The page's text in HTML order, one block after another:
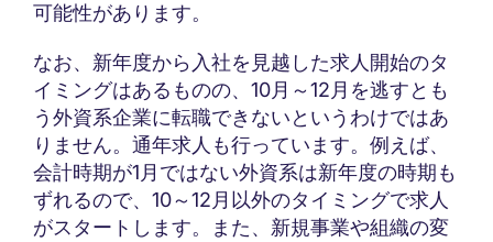
可能性があります。
なお、新年度から入社を見越した求人開始のタ
イミングはあるものの、10月～12月を逃すとも
う外資系企業に転職できないというわけではあ
りません。通年求人も行っています。例えば、
会計時期が1月ではない外資系は新年度の時期も
ずれるので、10～12月以外のタイミングで求人
がスタートします。また、新規事業や組織の変